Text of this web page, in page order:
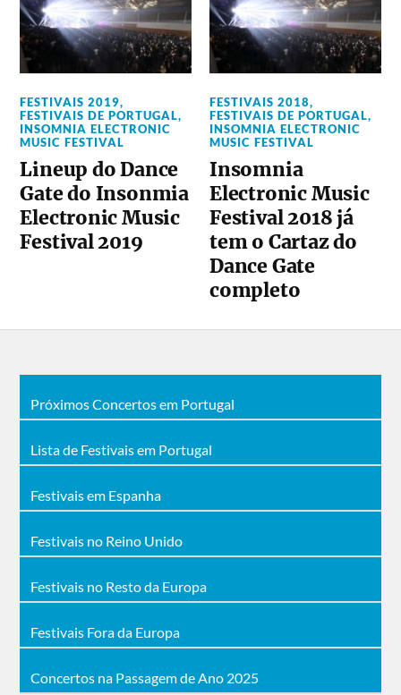
FESTIVAIS 2019,
FESTIVAIS DE PORTUGAL,
INSOMNIA ELECTRONIC
MUSIC FESTIVAL
Lineup do Dance
Gate do Insonmia
Electronic Music
Festival 2019
FESTIVAIS 2018,
FESTIVAIS DE PORTUGAL,
INSOMNIA ELECTRONIC
MUSIC FESTIVAL
Insomnia
Electronic Music
Festival 2018 já
tem o Cartaz do
Dance Gate
completo
Próximos Concertos em Portugal
Lista de Festivais em Portugal
Festivais em Espanha
Festivais no Reino Unido
Festivais no Resto da Europa
Festivais Fora da Europa
Concertos na Passagem de Ano 2025